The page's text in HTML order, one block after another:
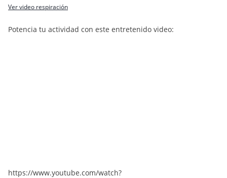
Ver video respiración
Potencia tu actividad con este entretenido video:
https://www.youtube.com/watch?